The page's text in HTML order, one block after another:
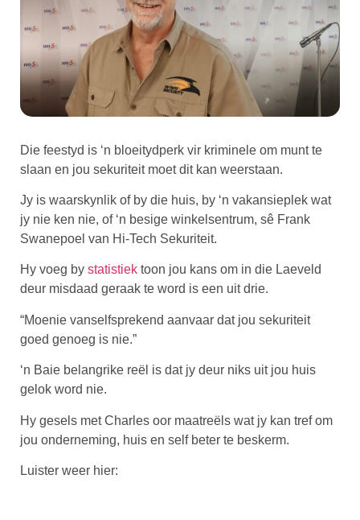
Die feestyd is ‘n bloeitydperk vir kriminele om munt te
slaan en jou sekuriteit moet dit kan weerstaan.
Jy is waarskynlik of by die huis, by ‘n vakansieplek wat
jy nie ken nie, of ‘n besige winkelsentrum, sê Frank
Swanepoel van Hi-Tech Sekuriteit.
Hy voeg by statistiek toon jou kans om in die Laeveld
deur misdaad geraak te word is een uit drie.
“Moenie vanselfsprekend aanvaar dat jou sekuriteit
goed genoeg is nie.”
‘n Baie belangrike reël is dat jy deur niks uit jou huis
gelok word nie.
Hy gesels met Charles oor maatreëls wat jy kan tref om
jou onderneming, huis en self beter te beskerm.
Luister weer hier: